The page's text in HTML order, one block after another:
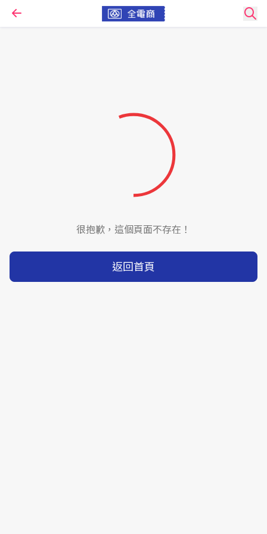
很抱歉，這個頁面不存在！
返回首頁